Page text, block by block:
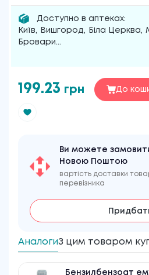
Доступно в аптеках:
Київ, Вишгород, Біла Церква,
Бровари...
199.23 грн До
Ви можете
Новою Поштою
вартість доставки
перевізника
АналогиЗ цим товаром
Бензилбензоат